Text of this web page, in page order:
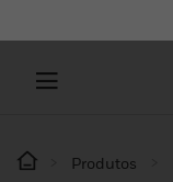
Produtos